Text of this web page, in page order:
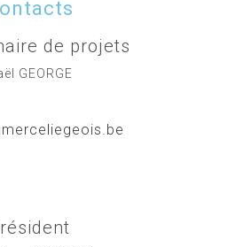
de projets
GEORGE